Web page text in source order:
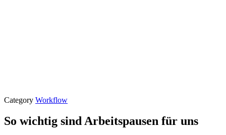
Category Workflow
So wichtig sind Arbeitspausen für uns